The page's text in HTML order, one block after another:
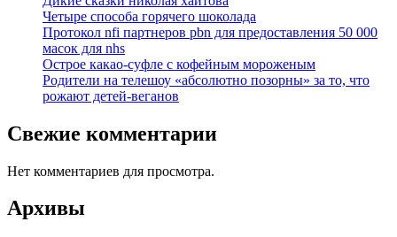
Четыре способа горячего шоколада
Протокол nfi партнеров pbn для предоставления 50 000
масок для nhs
Острое какао-суфле с кофейным мороженым
Родители на телешоу «абсолютно позорны» за то, что
рожают детей-веганов
Свежие комментарии
Нет комментариев для просмотра.
Архивы